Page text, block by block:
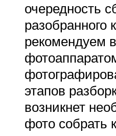
очередность
разобранного
рекомендуем
этапов
возникнет
фото собрать